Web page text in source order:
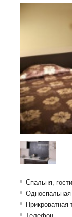
Спальня,
Односпальная
Прикроватная